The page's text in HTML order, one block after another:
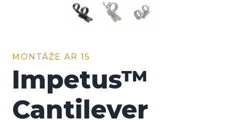
MONTÁŽE AR 15
Impetus™
Cantilever